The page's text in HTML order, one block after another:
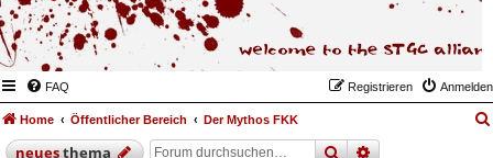
FAQ Anmelden
Registrieren
Home Öffentlicher Bereich Der Mythos FKK
neuesthema sucheerweiterte